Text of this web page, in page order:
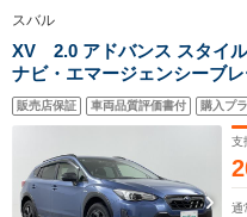
スバル
XV 2.0 アドバンス スタイ
ナビ・エマージェンシーブ
ラッシュセーフティ・パワ
レーダークルーズコントロ
ーナーセンサー ・純正前
販売店保証 車両品質評価書付 購入プ
支
通